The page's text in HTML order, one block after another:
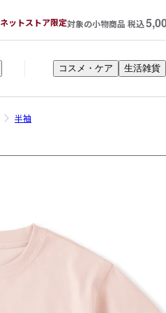
ネットストア限定対象の小物商品 税込
コスメ・ケア 生活雑貨
半袖